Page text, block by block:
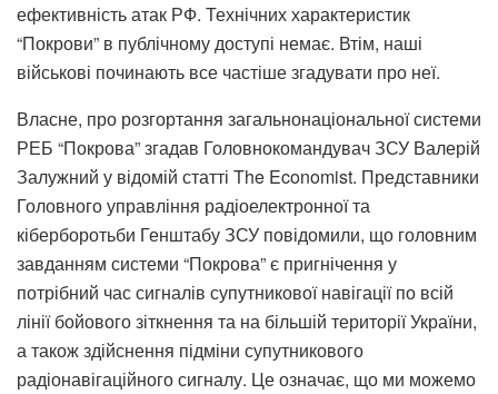
ефективність атак РФ. Технічних характеристик
“Покрови” в публічному доступі немає. Втім, наші
військові починають все частіше згадувати про неї.
Власне, про розгортання загальнонаціональної системи
РЕБ “Покрова” згадав Головнокомандувач ЗСУ Валерій
Залужний у відомій статті The Economist. Представники
Головного управління радіоелектронної та
кіберборотьби Генштабу ЗСУ повідомили, що головним
завданням системи “Покрова” є пригнічення у
потрібний час сигналів супутникової навігації по всій
лінії бойового зіткнення та на більшій території України,
а також здійснення підміни супутникового
радіонавігаційного сигналу. Це означає, що ми можемо